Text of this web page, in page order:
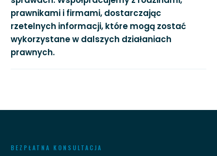
prawnikami i firmami, dostarczając
rzetelnych informacji, które mogą zostać
wykorzystane w dalszych działaniach
prawnych.
BEZPŁATNA KONSULTACJA